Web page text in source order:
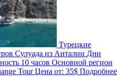
Турецкие
Сулуада из Анталии Дни
10 часов Основной регион
TourЦена от: 35$ Подробнее